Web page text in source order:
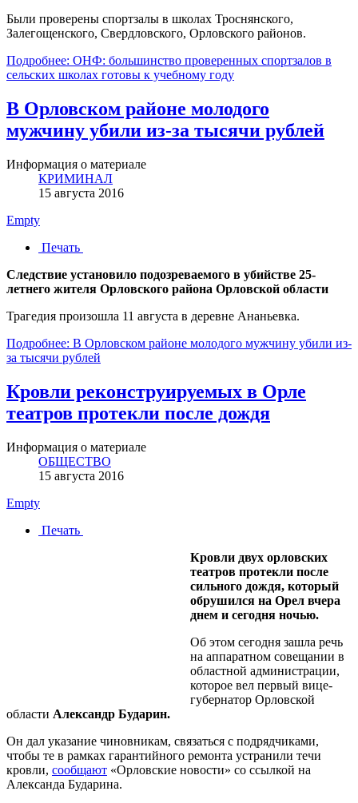
Были проверены спортзалы в школах Троснянского,
Залегощенского, Свердловского, Орловского районов.
Подробнее: ОНФ: большинство проверенных спортзалов в
сельских школах готовы к учебному году
В Орловском районе молодого
мужчину убили из-за тысячи рублей
Информация о материале
КРИМИНАЛ
15 августа 2016
Empty
Печать
Следствие установило подозреваемого в убийстве 25-
летнего жителя Орловского района Орловской области
Трагедия произошла 11 августа в деревне Ананьевка.
Подробнее: В Орловском районе молодого мужчину убили из-
за тысячи рублей
Кровли реконструируемых в Орле
театров протекли после дождя
Информация о материале
ОБЩЕСТВО
15 августа 2016
Empty
Печать
Кровли двух орловских
театров протекли после
сильного дождя, который
обрушился на Орел вчера
днем и сегодня ночью.
Об этом сегодня зашла речь
на аппаратном совещании в
областной администрации,
которое вел первый вице-
губернатор Орловской
области Александр Бударин.
Он дал указание чиновникам, связаться с подрядчиками,
чтобы те в рамках гарантийного ремонта устранили течи
кровли, сообщают «Орловские новости» со ссылкой на
Александа Бударина.